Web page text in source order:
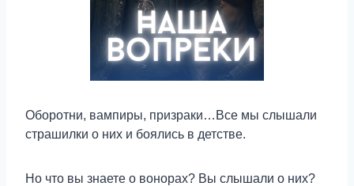
Оборотни, вампиры, призраки…Все мы слышали
страшилки о них и боялись в детстве.
Но что вы знаете о вонорах? Вы слышали о них?